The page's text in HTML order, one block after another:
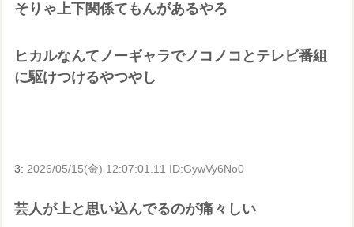
そりゃ上下関係てもんがあるやろ
ヒカルなんてノーギャラでノコノコとテレビ番組
に駆けつけるやつやし
3: 2026/05/15(金) 12:07:01.11 ID:GywVy6No0
芸人が上と思い込んでるのが痛々しい